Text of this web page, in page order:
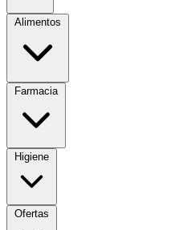
Alimentos
Farmacia
Higiene
Ofertas